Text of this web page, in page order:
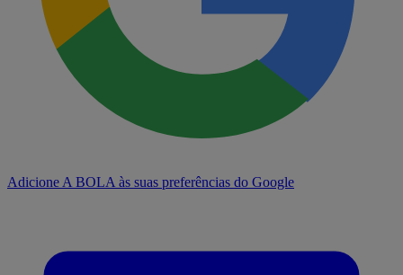
Adicione A BOLA às suas preferências do Google